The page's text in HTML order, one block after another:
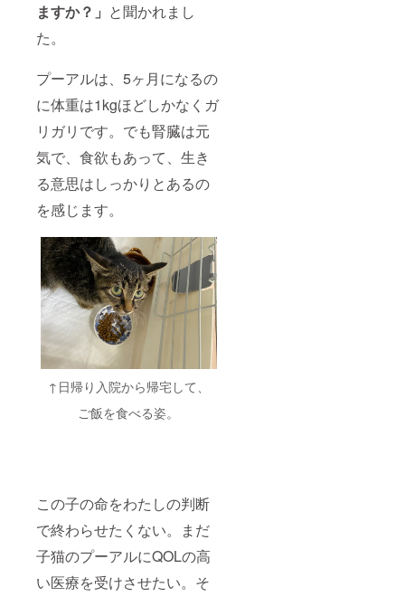
ますか？」 と聞かれまし
た。
プーアルは、5ヶ月になるの
に体重は1kgほどしかなくガ
リガリです。でも腎臓は元
気で、食欲もあって、生き
る意思はしっかりとあるの
を感じます。
↑日帰り入院から帰宅して、
ご飯を食べる姿。
この子の命をわたしの判断
で終わらせたくない。まだ
子猫のプーアルにQOLの高
い医療を受けさせたい。そ